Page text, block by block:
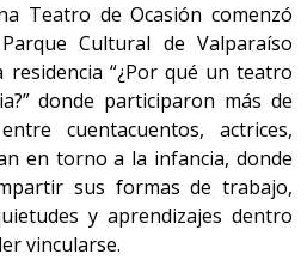
Teatro de Ocasión comenzó
Cultural de Valparaíso
residencia “¿Por qué un teatro
donde participaron más de
cuentacuentos, actrices,
en torno a la infancia, donde
sus formas de trabajo,
y aprendizajes dentro
vincularse.